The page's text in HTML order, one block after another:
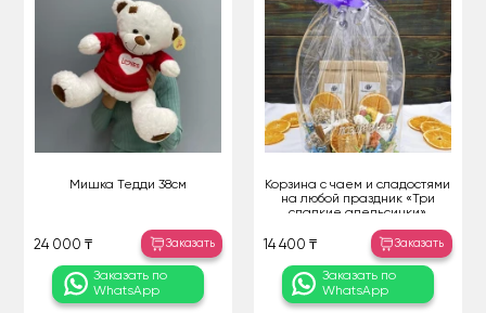
Мишка Тедди 38см
24 000 ₸ Заказать
Заказать по
WhatsApp
Корзина с чаем и сладостями
на любой праздник «Три
сладкие апельсинки»
14 400 ₸ Заказать
Заказать по
WhatsApp